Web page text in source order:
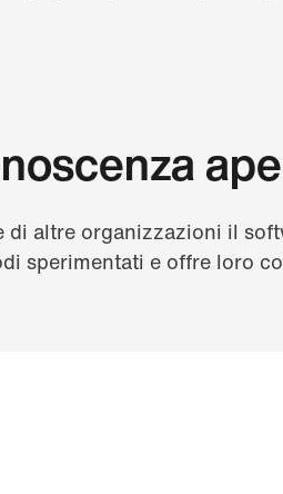
altre organizzazioni il
sperimentati e offre loro